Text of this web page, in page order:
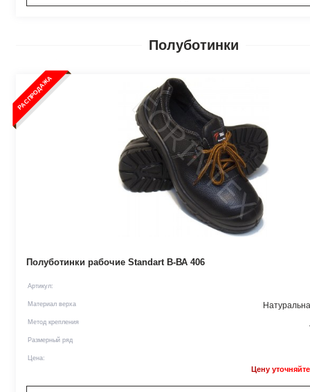
Полуботинки
РАСПРОДАЖА
Полуботинки рабочие Standart В-ВА 406
Артикул:
Материал верха
Метод крепления
Размерный ряд
Цена:
Цену